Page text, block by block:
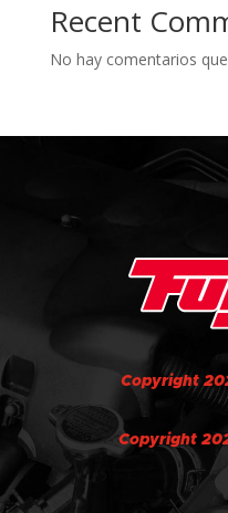
Recent
No hay comentarios
Copyright
Copyright